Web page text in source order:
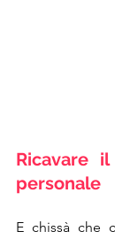
Ricavare
personale
E chissà che